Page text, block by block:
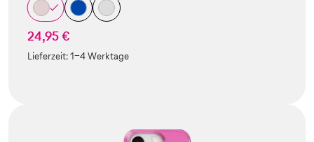
24,95 €
Lieferzeit:1-4 Werktage